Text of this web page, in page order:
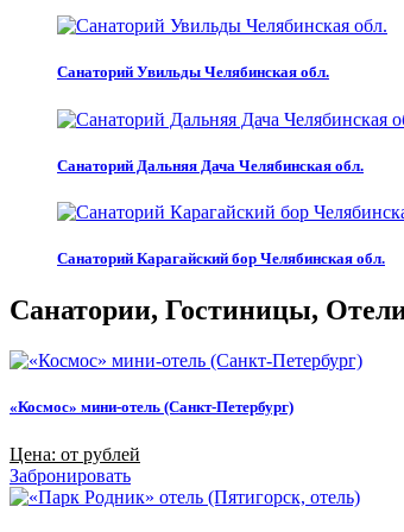
Санаторий Увильды Челябинская обл.
Санаторий Дальняя Дача Челябинская обл.
Санаторий Карагайский бор Челябинская обл.
Санатории, Гостиницы,
«Космос» мини-отель (Санкт-Петербург)
Цена: от рублей
Забронировать